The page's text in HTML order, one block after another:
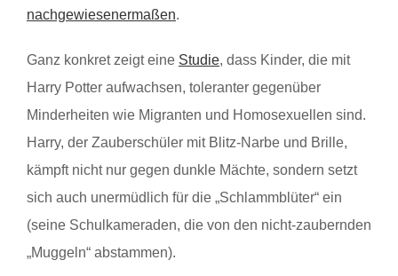
nachgewiesenermaßen.
Ganz konkret zeigt eine Studie, dass Kinder, die mit
Harry Potter aufwachsen, toleranter gegenüber
Minderheiten wie Migranten und Homosexuellen sind.
Harry, der Zauberschüler mit Blitz-Narbe und Brille,
kämpft nicht nur gegen dunkle Mächte, sondern setzt
sich auch unermüdlich für die „Schlammblüter“ ein
(seine Schulkameraden, die von den nicht-zaubernden
„Muggeln“ abstammen).